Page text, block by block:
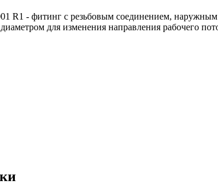
R1 - фитинг с резьбовым соединением,
для изменения направления рабочего